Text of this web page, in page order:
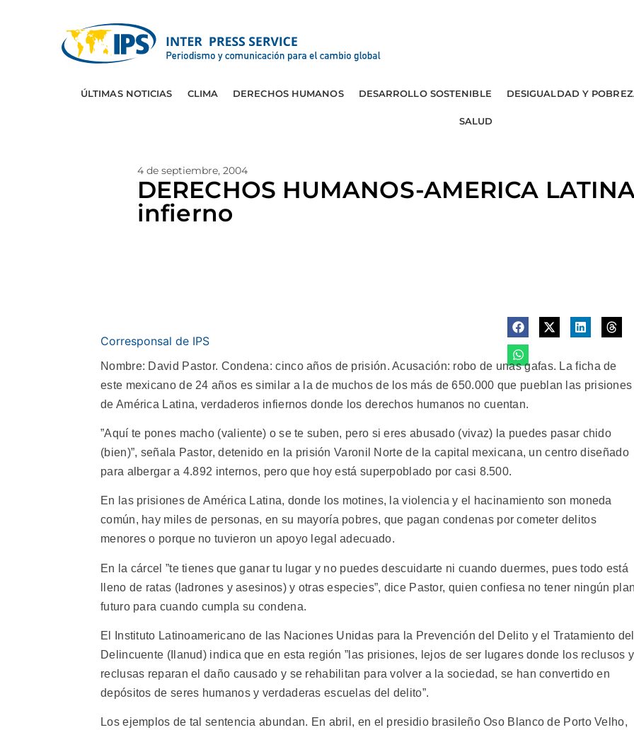
ÚLTIMAS NOTICIAS CLIMA DERECHOS HUMANOS DESARROLLO SOSTENIBLE DESIGUALDAD Y
SALUD
4 de septiembre, 2004
DERECHOS HUMANOS-AMERICA
infierno
Corresponsal de IPS
Nombre: David Pastor. Condena: cinco años de prisión. Acusación: robo de unas gafas. La ficha de
este mexicano de 24 años es similar a la de muchos de los más de 650.000 que pueblan las prisiones
de América Latina, verdaderos infiernos donde los derechos humanos no cuentan.
”Aquí te pones macho (valiente) o se te suben, pero si eres abusado (vivaz) la puedes pasar chido
(bien)”, señala Pastor, detenido en la prisión Varonil Norte de la capital mexicana, un centro diseñado
para albergar a 4.892 internos, pero que hoy está superpoblado por casi 8.500.
En las prisiones de América Latina, donde los motines, la violencia y el hacinamiento son moneda
común, hay miles de personas, en su mayoría pobres, que pagan condenas por cometer delitos
menores o porque no tuvieron un apoyo legal adecuado.
En la cárcel ”te tienes que ganar tu lugar y no puedes descuidarte ni cuando duermes, pues todo está
lleno de ratas (ladrones y asesinos) y otras especies”, dice Pastor, quien confiesa no tener ningún
futuro para cuando cumpla su condena.
El Instituto Latinoamericano de las Naciones Unidas para la Prevención del Delito y el Tratamiento del
Delincuente (Ilanud) indica que en esta región ”las prisiones, lejos de ser lugares donde los reclusos y
reclusas reparan el daño causado y se rehabilitan para volver a la sociedad, se han convertido en
depósitos de seres humanos y verdaderas escuelas del delito”.
Los ejemplos de tal sentencia abundan. En abril, en el presidio brasileño Oso Blanco de Porto Velho,